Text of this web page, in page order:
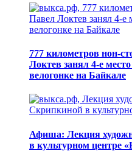
777 километров нон-
Локтев занял 4-е
велогонке на Байкале
Афиша: Лекция
в культурном центре